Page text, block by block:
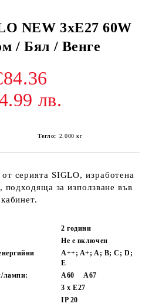
NEW 3xE27 60W
/ Бял / Венге
лв.
Тегло: 2.000 кг
серията SIGLO, изработена
подходяща за използване във
2 години
Не е включен
A++; A+; A; B; C; D;
E
лампи:
А60
А67
3 x E27
IP 20